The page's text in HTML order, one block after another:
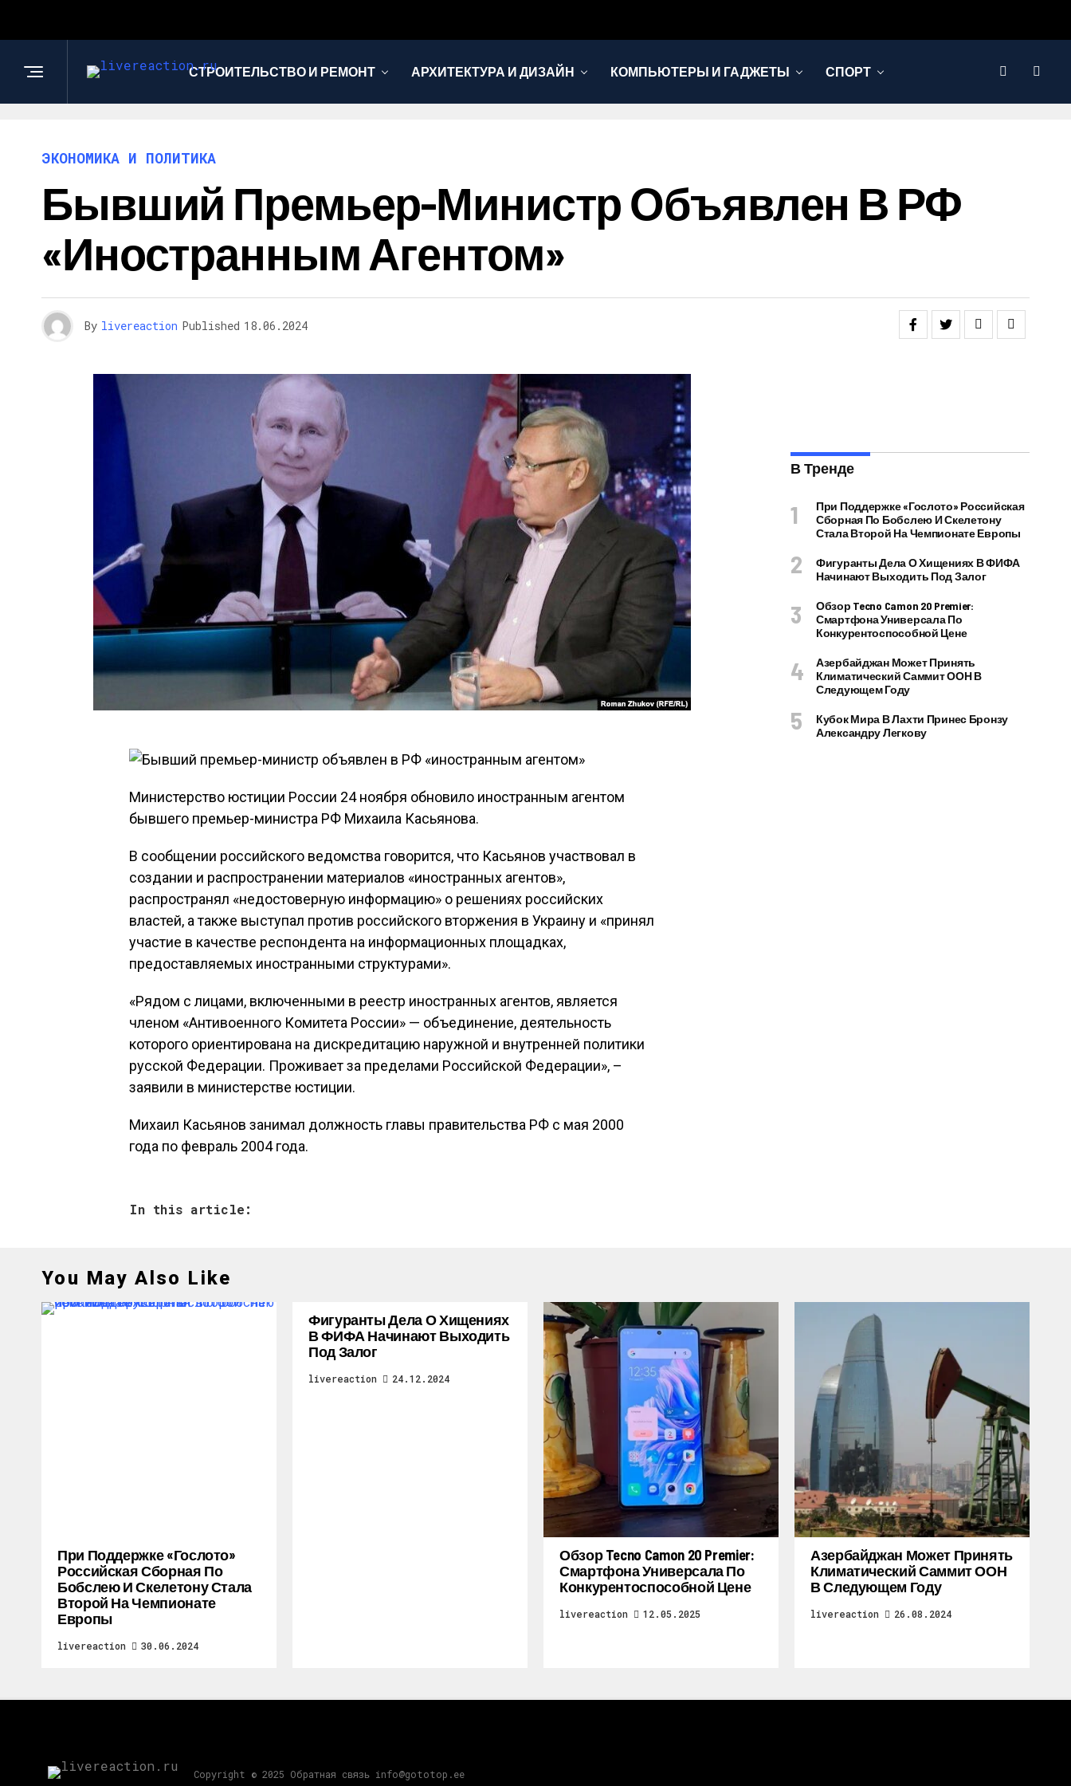
СТРОИТЕЛЬСТВО И РЕМОНТ АРХИТЕКТУРА И ДИЗАЙН КОМПЬЮТЕРЫ И ГАДЖЕТЫ СПОРТ
ЭКОНОМИКА И ПОЛИТИКА
Бывший Премьер-Министр Объявлен В РФ
«иностранным Агентом»
By livereaction Published 18.06.2024
Министерство юстиции России 24 ноября обновило иностранным агентом
бывшего премьер-министра РФ Михаила Касьянова.
В сообщении российского ведомства говорится, что Касьянов участвовал в
создании и распространении материалов «иностранных агентов»,
распространял «недостоверную информацию» о решениях российских
властей, а также выступал против российского вторжения в Украину и «принял
участие в качестве респондента на информационных площадках,
предоставляемых иностранными структурами».
«Рядом с лицами, включенными в реестр иностранных агентов, является
членом «Антивоенного Комитета России» — объединение, деятельность
которого ориентирована на дискредитацию наружной и внутренней политики
русской Федерации. Проживает за пределами Российской Федерации», –
заявили в министерстве юстиции.
Михаил Касьянов занимал должность главы правительства РФ с мая 2000
года по февраль 2004 года.
In this article:
В Тренде
При Поддержке «Гослото» Российская
Сборная По Бобслею И Скелетону
Стала Второй На Чемпионате Европы
Фигуранты Дела О Хищениях В ФИФА
Начинают Выходить Под Залог
Обзор Tecno Camon 20 Premier:
Смартфона Универсала По
Конкурентоспособной Цене
Азербайджан Может Принять
Климатический Саммит ООН В
Следующем Году
Кубок Мира В Лахти Принес Бронзу
Александру Легкову
You May Also Like
При Поддержке «Гослото»
Российская Сборная По
Бобслею И Скелетону Стала
Второй На Чемпионате
Европы
livereaction 30.06.2024
Фигуранты Дела О Хищениях
В ФИФА Начинают Выходить
Под Залог
livereaction 24.12.2024
Обзор Tecno Camon 20 Premier:
Смартфона Универсала По
Конкурентоспособной Цене
livereaction 12.05.2025
Азербайджан Может Принять
Климатический Саммит ООН
В Следующем Году
livereaction 26.08.2024
Copyright © 2025 Обратная связь info@gototop.ee